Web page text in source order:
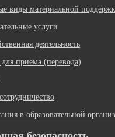
виды материальной
услуги
деятельность
приема (перевода)
в образовательной